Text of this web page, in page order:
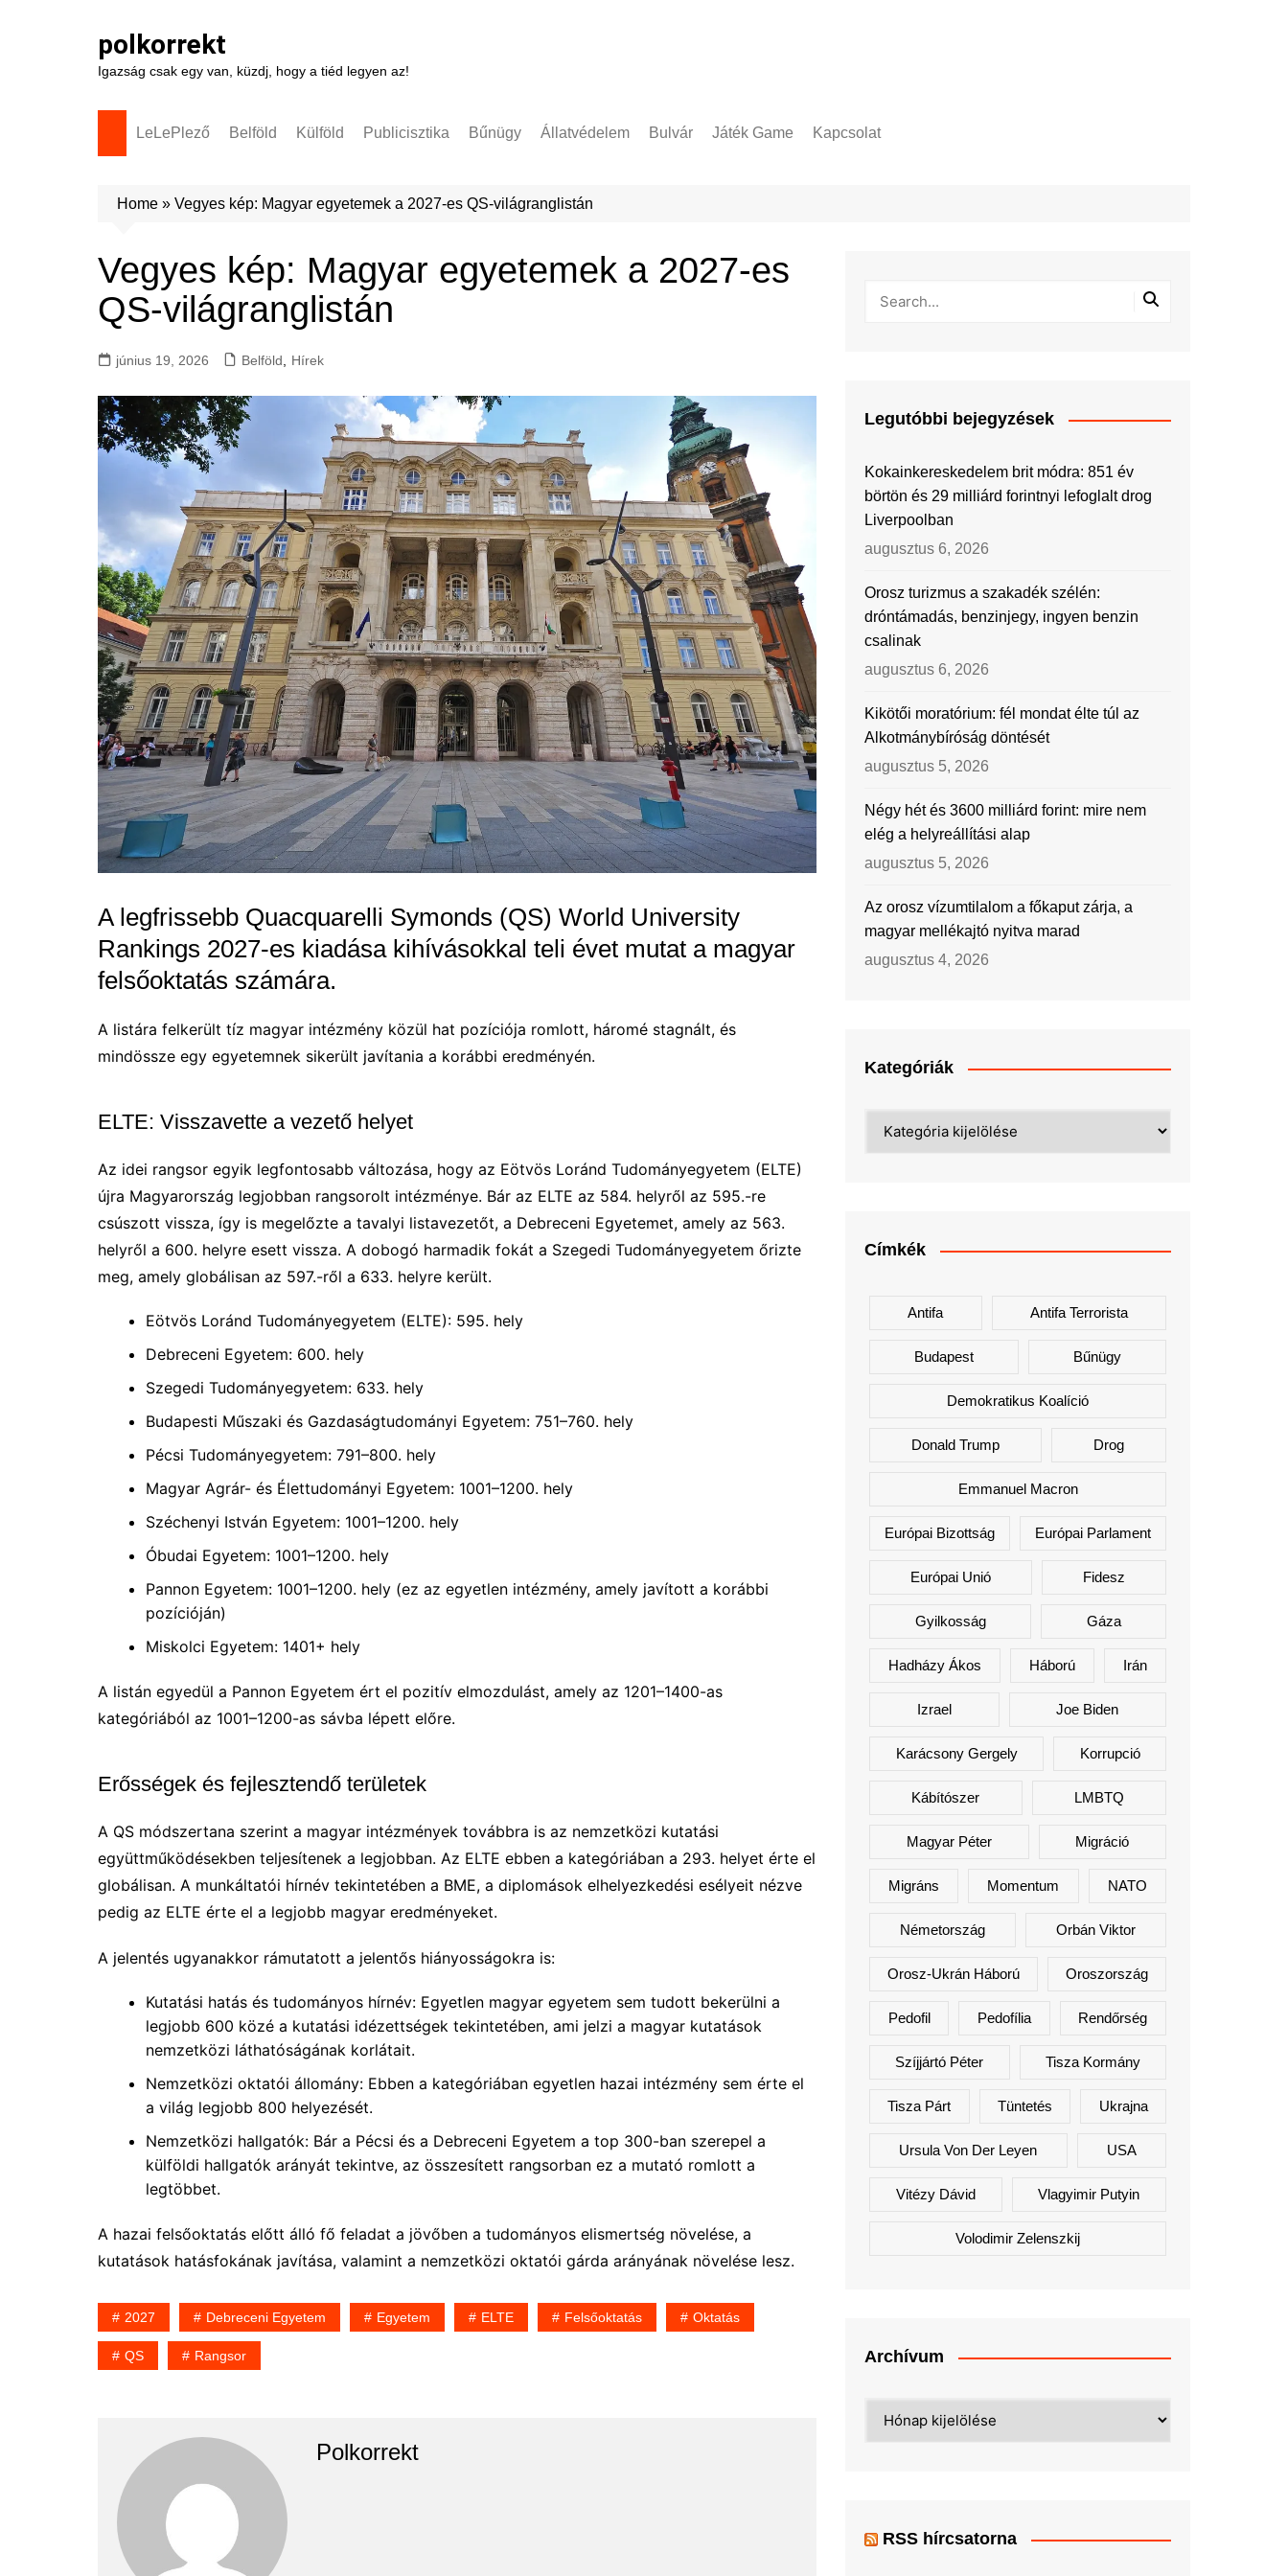
polkorrekt
Igazság csak egy van, küzdj, hogy a tiéd legyen az!
LeLePlező Belföld Külföld Publicisztika Bűnügy Állatvédelem Bulvár Játék Game Kapcsolat
Home » Vegyes kép: Magyar egyetemek a 2027-es QS-világranglistán
Vegyes kép: Magyar egyetemek a 2027-es
QS-világranglistán
június 19, 2026 Belföld Hírek
A legfrissebb Quacquarelli Symonds (QS) World University
Rankings 2027-es kiadása kihívásokkal teli évet mutat a magyar
felsőoktatás számára.
A listára felkerült tíz magyar intézmény közül hat pozíciója romlott, háromé stagnált, és
mindössze egy egyetemnek sikerült javítania a korábbi eredményén.
ELTE: Visszavette a vezető helyet
Az idei rangsor egyik legfontosabb változása, hogy az Eötvös Loránd Tudományegyetem (ELTE)
újra Magyarország legjobban rangsorolt intézménye. Bár az ELTE az 584. helyről az 595.-re
csúszott vissza, így is megelőzte a tavalyi listavezetőt, a Debreceni Egyetemet, amely az 563.
helyről a 600. helyre esett vissza. A dobogó harmadik fokát a Szegedi Tudományegyetem őrizte
meg, amely globálisan az 597.-ről a 633. helyre került.
Eötvös Loránd Tudományegyetem (ELTE): 595. hely
Debreceni Egyetem: 600. hely
Szegedi Tudományegyetem: 633. hely
Budapesti Műszaki és Gazdaságtudományi Egyetem: 751–760. hely
Pécsi Tudományegyetem: 791–800. hely
Magyar Agrár- és Élettudományi Egyetem: 1001–1200. hely
Széchenyi István Egyetem: 1001–1200. hely
Óbudai Egyetem: 1001–1200. hely
Pannon Egyetem: 1001–1200. hely (ez az egyetlen intézmény, amely javított a korábbi
pozícióján)
Miskolci Egyetem: 1401+ hely
A listán egyedül a Pannon Egyetem ért el pozitív elmozdulást, amely az 1201–1400-as
kategóriából az 1001–1200-as sávba lépett előre.
Erősségek és fejlesztendő területek
A QS módszertana szerint a magyar intézmények továbbra is az nemzetközi kutatási
együttműködésekben teljesítenek a legjobban. Az ELTE ebben a kategóriában a 293. helyet érte el
globálisan. A munkáltatói hírnév tekintetében a BME, a diplomások elhelyezkedési esélyeit nézve
pedig az ELTE érte el a legjobb magyar eredményeket.
A jelentés ugyanakkor rámutatott a jelentős hiányosságokra is:
Kutatási hatás és tudományos hírnév: Egyetlen magyar egyetem sem tudott bekerülni a
legjobb 600 közé a kutatási idézettségek tekintetében, ami jelzi a magyar kutatások
nemzetközi láthatóságának korlátait.
Nemzetközi oktatói állomány: Ebben a kategóriában egyetlen hazai intézmény sem érte el
a világ legjobb 800 helyezését.
Nemzetközi hallgatók: Bár a Pécsi és a Debreceni Egyetem a top 300-ban szerepel a
külföldi hallgatók arányát tekintve, az összesített rangsorban ez a mutató romlott a
legtöbbet.
A hazai felsőoktatás előtt álló fő feladat a jövőben a tudományos elismertség növelése, a
kutatások hatásfokának javítása, valamint a nemzetközi oktatói gárda arányának növelése lesz.
2027 Debreceni Egyetem Egyetem ELTE Felsőoktatás Oktatás
QS Rangsor
Polkorrekt
Legutóbbi bejegyzések
Kokainkereskedelem brit módra: 851 év
börtön és 29 milliárd forintnyi lefoglalt drog
Liverpoolban
augusztus 6, 2026
Orosz turizmus a szakadék szélén:
dróntámadás, benzinjegy, ingyen benzin
csalinak
augusztus 6, 2026
Kikötői moratórium: fél mondat élte túl az
Alkotmánybíróság döntését
augusztus 5, 2026
Négy hét és 3600 milliárd forint: mire nem
elég a helyreállítási alap
augusztus 5, 2026
Az orosz vízumtilalom a főkaput zárja, a
magyar mellékajtó nyitva marad
augusztus 4, 2026
Kategóriák
Címkék
Antifa Antifa Terrorista
Budapest Bűnügy
Demokratikus Koalíció
Donald Trump Drog
Emmanuel Macron
Európai Bizottság Európai Parlament
Európai Unió Fidesz
Gyilkosság Gáza
Hadházy Ákos Háború Irán
Izrael Joe Biden
Karácsony Gergely Korrupció
Kábítószer LMBTQ
Magyar Péter Migráció
Migráns Momentum NATO
Németország Orbán Viktor
Orosz-Ukrán Háború Oroszország
Pedofil Pedofília Rendőrség
Szíjjártó Péter Tisza Kormány
Tisza Párt Tüntetés Ukrajna
Ursula Von Der Leyen USA
Vitézy Dávid Vlagyimir Putyin
Volodimir Zelenszkij
Archívum
RSS hírcsatorna